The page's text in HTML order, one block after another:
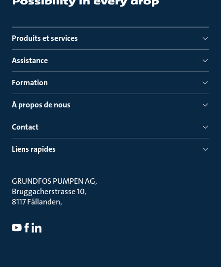
Produits et services
Assistance
Formation
À propos de nous
Contact
Liens rapides
GRUNDFOS PUMPEN AG
Bruggacherstrasse 10
8117 Fällanden